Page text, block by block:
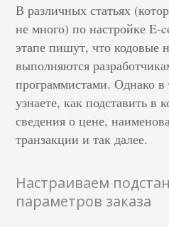
В различных статьях
не много) по настройке E-
этапе пишут, что кодовые
выполняются
программистами. Однако
узнаете, как подставить в
сведения о цене,
транзакции и так далее.
Настраиваем
параметров заказа